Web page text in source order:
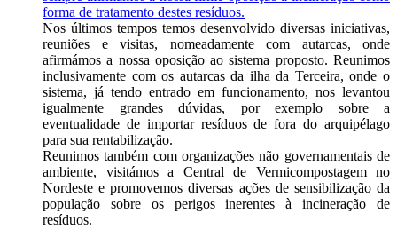
forma de tratamento destes resíduos.
Nos últimos tempos temos desenvolvido diversas iniciativas,
reuniões e visitas, nomeadamente com autarcas, onde
afirmámos a nossa oposição ao sistema proposto. Reunimos
inclusivamente com os autarcas da ilha da Terceira, onde o
sistema, já tendo entrado em funcionamento, nos levantou
igualmente grandes dúvidas, por exemplo sobre a
eventualidade de importar resíduos de fora do arquipélago
para sua rentabilização.
Reunimos também com organizações não governamentais de
ambiente, visitámos a Central de Vermicompostagem no
Nordeste e promovemos diversas ações de sensibilização da
população sobre os perigos inerentes à incineração de
resíduos.